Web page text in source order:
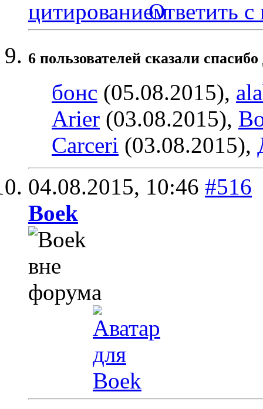
Ответить с
6 пользователей сказали
бонс (05.08.2015),
Arier (03.08.2015),
Carceri (03.08.2015),
04.08.2015, 10:46 #516
Boek